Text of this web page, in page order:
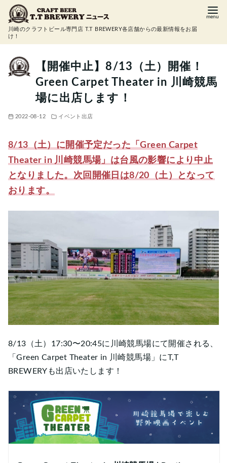
川崎のクラフトビール専門店 T.T BREWERY各店舗からの最新情報をお届
け！
【開催中止】8/13（土）開催！
Green Carpet Theater in 川崎競馬
場に出店します！
2022-08-12 イベント出店
8/13（土）に開催予定だった「Green Carpet
Theater in 川崎競馬場」は台風の影響により中止
となりました。次回開催日は8/20（土）となって
おります。
8/13（土）17:30〜20:45に川崎競馬場にて開催される、
「Green Carpet Theater in 川崎競馬場」にT,T
BREWERYも出店いたします！